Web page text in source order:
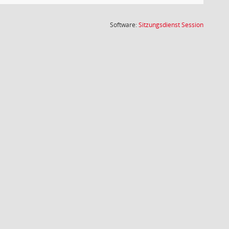
Software:SitzungsdienstSession(Wird in